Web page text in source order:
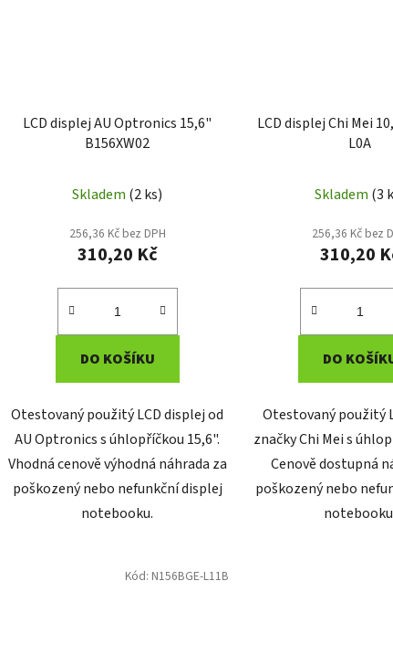
LCD displej AU Optronics 15,6"
B156XW02
Skladem (2 ks)
256,36 Kč bez DPH
310,20 Kč
DO KOŠÍKU
Otestovaný použitý LCD displej od
AU Optronics s úhlopříčkou 15,6".
Vhodná cenově výhodná náhrada za
poškozený nebo nefunkční displej
notebooku.
LCD displej Chi Mei
L0A
Skladem (3
256,36 Kč bez
310,20
DO
Otestovaný použitý
značky Chi Mei s
Cenově dostupná
poškozený nebo
Kód: N156BGE-L11B